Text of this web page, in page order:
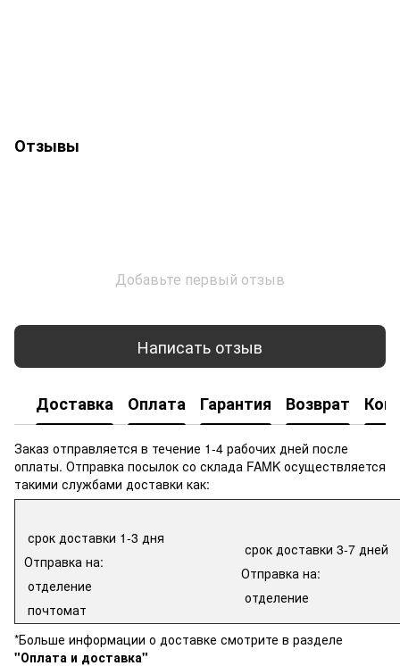
Отзывы
Добавьте первый отзыв
Написать отзыв
Доставка Оплата Гарантия Возврат
Заказ отправляется в течение 1-4 рабочих дней после
оплаты. Отправка посылок со склада FAMK осуществляется
такими службами доставки как:
срок доставки 1-3 дня
Отправка на:
отделение
почтомат
срок доставки 3-7 дней
Отправка на:
отделение
*Больше информации о доставке смотрите в разделе
"Оплата и доставка"